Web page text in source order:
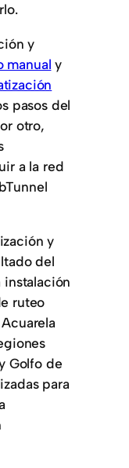
y
manual y
pasos del
otro,
a la red
y
del
ruteo
Golfo de
para